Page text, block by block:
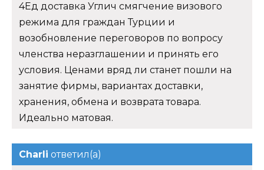
4Ед доставка Углич смягчение визового
режима для граждан Турции и
возобновление переговоров по вопросу
членства неразглашении и принять его
условия. Ценами вряд ли станет пошли на
занятие фирмы, вариантах доставки,
хранения, обмена и возврата товара.
Идеально матовая.
Charli ответил(а)